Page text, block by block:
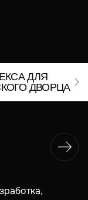
ДЛЯ
ДВОРЦА